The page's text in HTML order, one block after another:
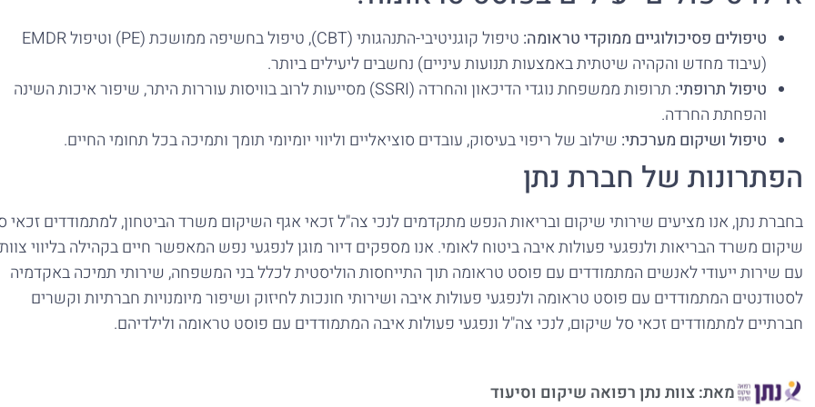
טיפולים פסיכולוגיים ממוקדי טראומה:
טיפול קוגניטיבי-התנהגותי (CBT), טיפול בחשיפה ממושכת (PE) וטיפול EMDR
(עיבוד מחדש והקהיה שיטתית באמצעות תנועות עיניים) נחשבים ליעילים ביותר.
טיפול תרופתי:
תרופות ממשפחת נוגדי הדיכאון והחרדה (SSRI) מסייעות לרוב בוויסות עוררות היתר, שיפור איכות השינה
והפחתת החרדה.
טיפול ושיקום מערכתי: שילוב של ריפוי בעיסוק, עובדים סוציאליים וליווי יומיומי תומך ותמיכה בכל תחומי החיים.
הפתרונות של חברת נתן
בחברת נתן, אנו מציעים שירותי שיקום ובריאות הנפש מתקדמים לנכי צה"ל זכאי אגף השיקום משרד הביטחון, למתמודדים זכאי
שיקום משרד הבריאות ולנפגעי פעולות איבה ביטוח לאומי. אנו מספקים דיור מוגן לנפגעי נפש המאפשר חיים בקהילה בליווי
עם שירות ייעודי לאנשים המתמודדים עם פוסט טראומה תוך התייחסות הוליסטית לכלל בני המשפחה, שירותי תמיכה באקדמיה
לסטודנטים המתמודדים עם פוסט טראומה ולנפגעי פעולות איבה ושירותי חונכות לחיזוק ושיפור מיומנויות חברתיות וקשרים
חברתיים למתמודדים זכאי סל שיקום, לנכי צה"ל ונפגעי פעולות איבה המתמודדים עם פוסט טראומה ולילדיהם.
מאת: צוות נתן רפואה שיקום וסיעוד